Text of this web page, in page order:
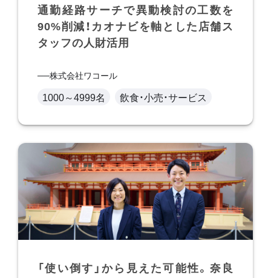
通勤経路サーチで異動検討の工数を
90%削減！カオナビを軸とした店舗ス
タッフの人財活用
株式会社ワコール
1000～4999名 飲食・小売・サービス
「使い倒す」から見えた可能性。奈良